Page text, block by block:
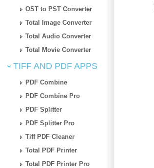
OST to PST Converter
Total Image Converter
Total Audio Converter
Total Movie Converter
TIFF AND PDF APPS
PDF Combine
PDF Combine Pro
PDF Splitter
PDF Splitter Pro
Tiff PDF Cleaner
Total PDF Printer
Total PDF Printer Pro